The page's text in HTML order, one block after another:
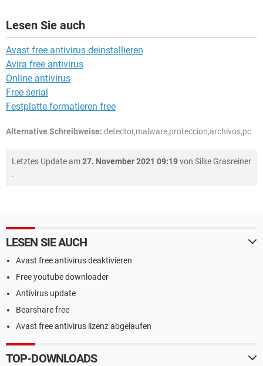
Lesen Sie auch
Avast free antivirus deinstallieren
Avira free antivirus
Online antivirus
Free serial
Festplatte formatieren free
Alternative Schreibweise: detector,malware,proteccion,archivos,pc
Letztes Update am27. November 2021 09:19von Silke Grasreiner
.
LESEN SIE AUCH
Avast free antivirus deaktivieren
Free youtube downloader
Antivirus update
Bearshare free
Avast free antivirus lizenz abgelaufen
TOP-DOWNLOADS